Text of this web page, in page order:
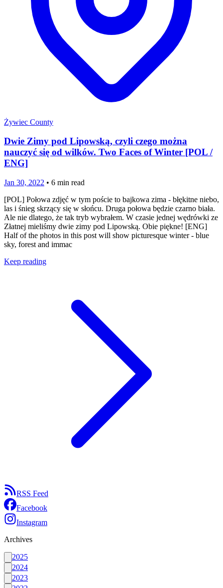
Żywiec County
Dwie Zimy pod Lipowską, czyli czego można
nauczyć się od wilków. Two Faces of Winter [POL /
ENG]
Jan 30, 2022 • 6 min read
[POL] Połowa zdjęć w tym poście to bajkowa zima - błękitne niebo,
las i śnieg skrzący się w słońcu. Druga połowa będzie czarno biała.
Ale nie dlatego, że tak tryb wybrałem. W czasie jednej wędrówki ze
Złatnej mieliśmy dwie zimy pod Lipowską. Obie piękne! [ENG]
Half of the photos in this post will show picturesque winter - blue
sky, forest and immac
Keep reading
RSS Feed
Facebook
Instagram
Archives
2025
2024
2023